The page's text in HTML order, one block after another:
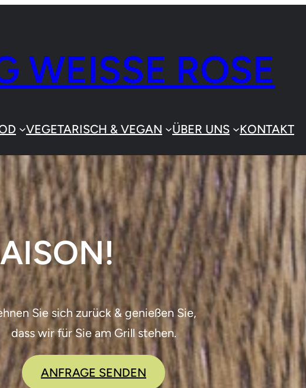
WEISSE ROSE
VEGETARISCH & VEGAN ÜBER UNS KONTAKT
Sie sich zurück & genießen Sie,
dass wir für Sie am Grill stehen.
ANFRAGE SENDEN